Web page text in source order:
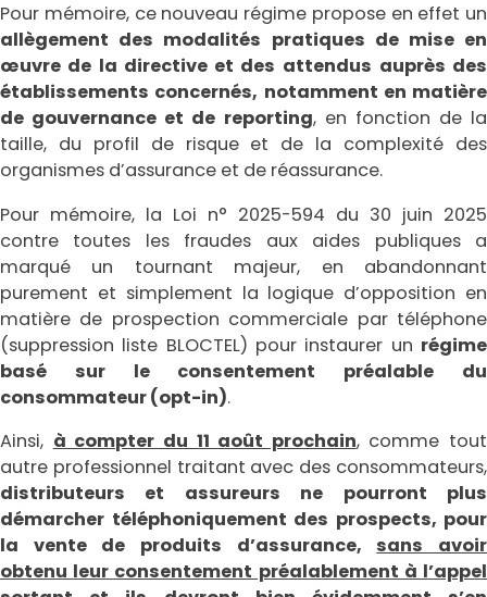
Pour mémoire, ce nouveau régime propose en effet un
allègement des modalités pratiques de mise en
œuvre de la directive et des attendus auprès des
établissements concernés, notamment en matière
de gouvernance et de reporting, en fonction de la
taille, du profil de risque et de la complexité des
organismes d’assurance et de réassurance.
Pour mémoire, la Loi n° 2025-594 du 30 juin 2025
contre toutes les fraudes aux aides publiques a
marqué un tournant majeur, en abandonnant
purement et simplement la logique d’opposition en
matière de prospection commerciale par téléphone
(suppression liste BLOCTEL) pour instaurer un régime
basé sur le consentement préalable du
consommateur (opt-in).
Ainsi, à compter du 11 août prochain, comme tout
autre professionnel traitant avec des consommateurs,
distributeurs et assureurs ne pourront plus
démarcher téléphoniquement des prospects, pour
la vente de produits d’assurance,sans avoir
obtenu leur consentement préalablement à l’appel